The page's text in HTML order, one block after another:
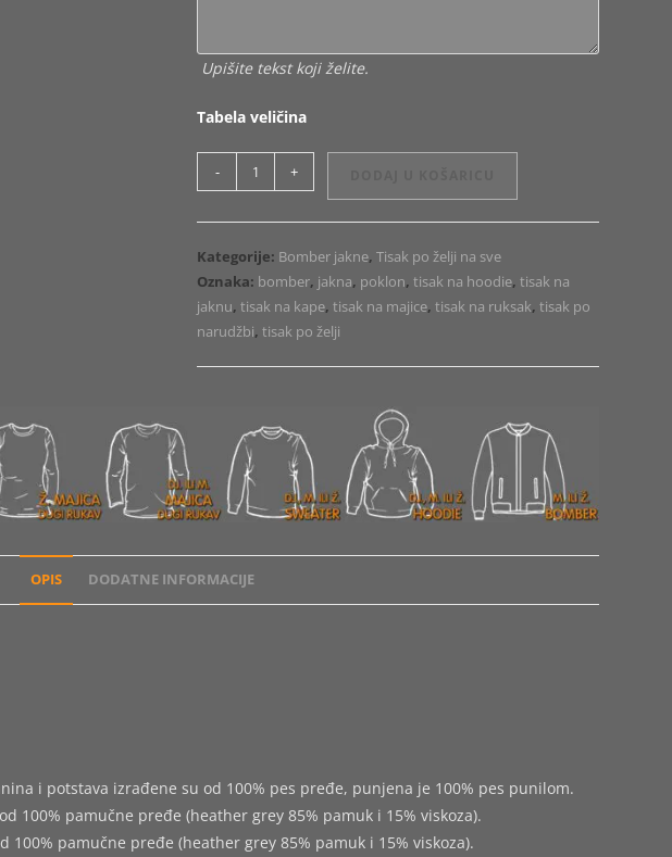
Upišite tekst koji želite.
Tabela veličina
na
bomber
količina
- +
Kategorije: Bomber jakne,Tisak po želji na sve
Oznaka: bomber, jakna, poklon,tisak na hoodie,tisak na
jaknu,tisak na kape,tisak na majice,tisak na ruksak,tisak po
narudžbi,tisak po želji
OPIS DODATNE INFORMACIJE
i potstava izrađene su od 100% pes pređe, punjena je 100% pes punilom.
100% pamučne pređe (heather grey 85% pamuk i 15% viskoza).
pamučne pređe (heather grey 85% pamuk i 15% viskoza).